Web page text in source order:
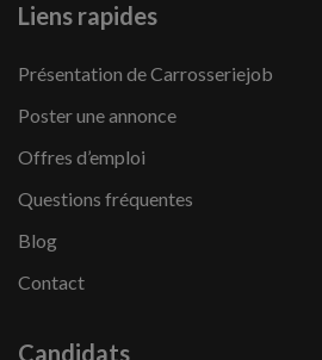
Liens rapides
Présentation de Carrosseriejob
Poster une annonce
Offres d’emploi
Questions fréquentes
Blog
Contact
Candidats